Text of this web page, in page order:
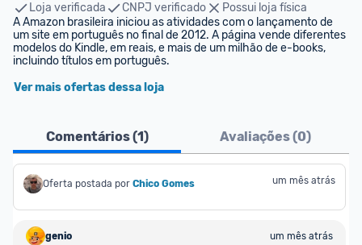
Loja verificada
CNPJ verificado
Possui loja física
A Amazon brasileira iniciou as atividades com o lançamento de
um site em português no final de 2012. A página vende diferentes
modelos do Kindle, em reais, e mais de um milhão de e-books,
incluindo títulos em português.
Ver mais ofertas dessa loja
Comentários (1) Avaliações (0)
Oferta postada por Chico Gomes um mês atrás
genio
um mês atrás